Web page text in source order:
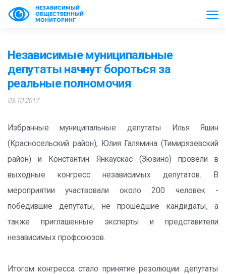
НЕЗАВИСИМЫЙ
ОБЩЕСТВЕННЫЙ
МОНИТОРИНГ
Независимые муниципальные
депутаты начнут бороться за
реальные полномочия
03.10.2017
Избранные муниципальные депутаты Илья Яшин
(Красносельский район), Юлия Галямина (Тимирязевский
район) и Константин Янкаускас (Зюзино) провели в
выходные конгресс независимых депутатов. В
мероприятии участвовали около 200 человек -
победившие депутаты, не прошедшие кандидаты, а
также приглашенные эксперты и представители
независимых профсоюзов.
Итогом конгресса стало принятие резолюции: депутаты